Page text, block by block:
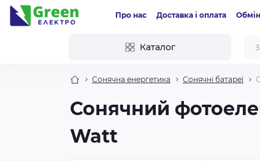
Про нас Доставка і оплата
Каталог
Сонячна енергетика Сонячні батареї
Сонячний
Watt